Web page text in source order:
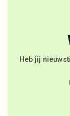
Heb jij